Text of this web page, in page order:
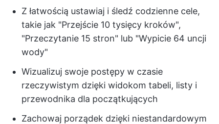
Z łatwością ustawiaj i śledź codzienne cele,
takie jak "Przejście 10 tysięcy kroków",
"Przeczytanie 15 stron" lub "Wypicie 64 uncji
wody"
Wizualizuj swoje postępy w czasie
rzeczywistym dzięki widokom tabeli, listy i
przewodnika dla początkujących
Zachowaj porządek dzięki niestandardowym